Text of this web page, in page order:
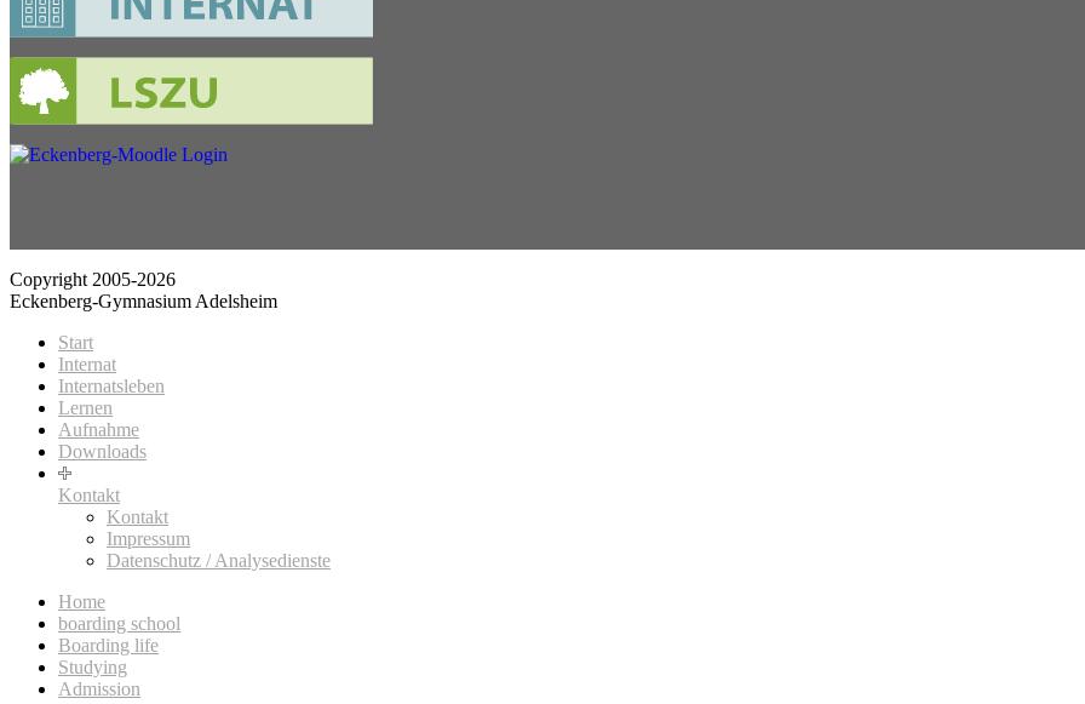
Copyright 2005-2026
Eckenberg-Gymnasium Adelsheim
Start
Internat
Internatsleben
Lernen
Aufnahme
Downloads
Kontakt
Kontakt
Impressum
Datenschutz / Analysedienste
Home
boarding school
Boarding life
Studying
Admission